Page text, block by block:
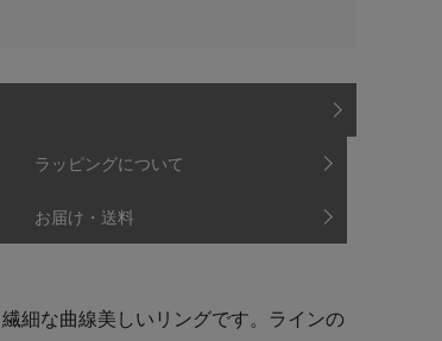
ラッピングについて
お届け・送料
細な曲線美しいリングです。ラインの